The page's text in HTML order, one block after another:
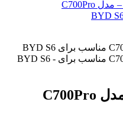
مانیتور اندروید VoxX – مدل C700Pro